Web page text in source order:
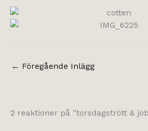
← Föregående Inlägg
2 reaktioner på ”torsdagstrött &